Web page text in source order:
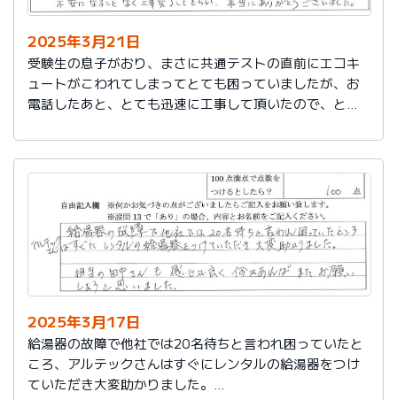
2025年3月21日
受験生の息子がおり、まさに共通テストの直前にエコキ
ュートがこわれてしまってとても困っていましたが、お
電話したあと、とても迅速に工事して頂いたので、とて
対応もていねいして頂き、初めて利用させて頂きました
が不安になることなく工事完了してもらい、本当にあり
2025年3月17日
給湯器の故障で他社では20名待ちと言われ困っていたと
ころ、アルテックさんはすぐにレンタルの給湯器をつけ
ていただき大変助かりました。